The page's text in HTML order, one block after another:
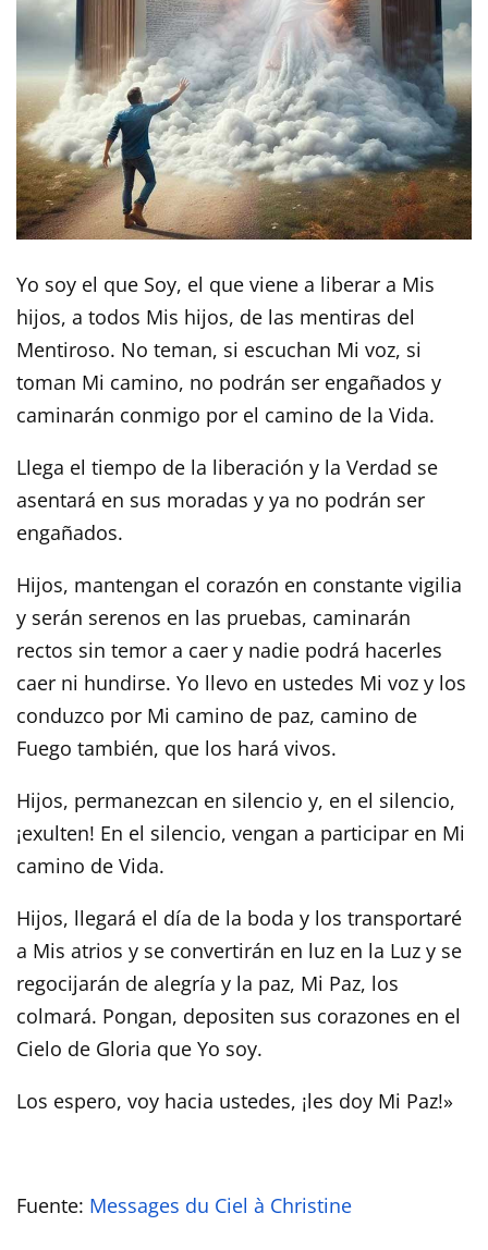
Yo soy el que Soy, el que viene a liberar a Mis
hijos, a todos Mis hijos, de las mentiras del
Mentiroso. No teman, si escuchan Mi voz, si
toman Mi camino, no podrán ser engañados y
caminarán conmigo por el camino de la Vida.
Llega el tiempo de la liberación y la Verdad se
asentará en sus moradas y ya no podrán ser
engañados.
Hijos, mantengan el corazón en constante vigilia
y serán serenos en las pruebas, caminarán
rectos sin temor a caer y nadie podrá hacerles
caer ni hundirse. Yo llevo en ustedes Mi voz y los
conduzco por Mi camino de paz, camino de
Fuego también, que los hará vivos.
Hijos, permanezcan en silencio y, en el silencio,
¡exulten! En el silencio, vengan a participar en Mi
camino de Vida.
Hijos, llegará el día de la boda y los transportaré
a Mis atrios y se convertirán en luz en la Luz y se
regocijarán de alegría y la paz, Mi Paz, los
colmará. Pongan, depositen sus corazones en el
Cielo de Gloria que Yo soy.
Los espero, voy hacia ustedes, ¡les doy Mi Paz!»
Fuente: Messages du Ciel à Christine